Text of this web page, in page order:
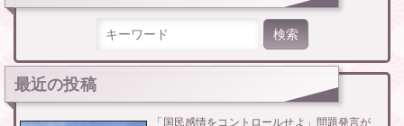
最近の投稿
「国民感情をコントロールせよ」問題発言が